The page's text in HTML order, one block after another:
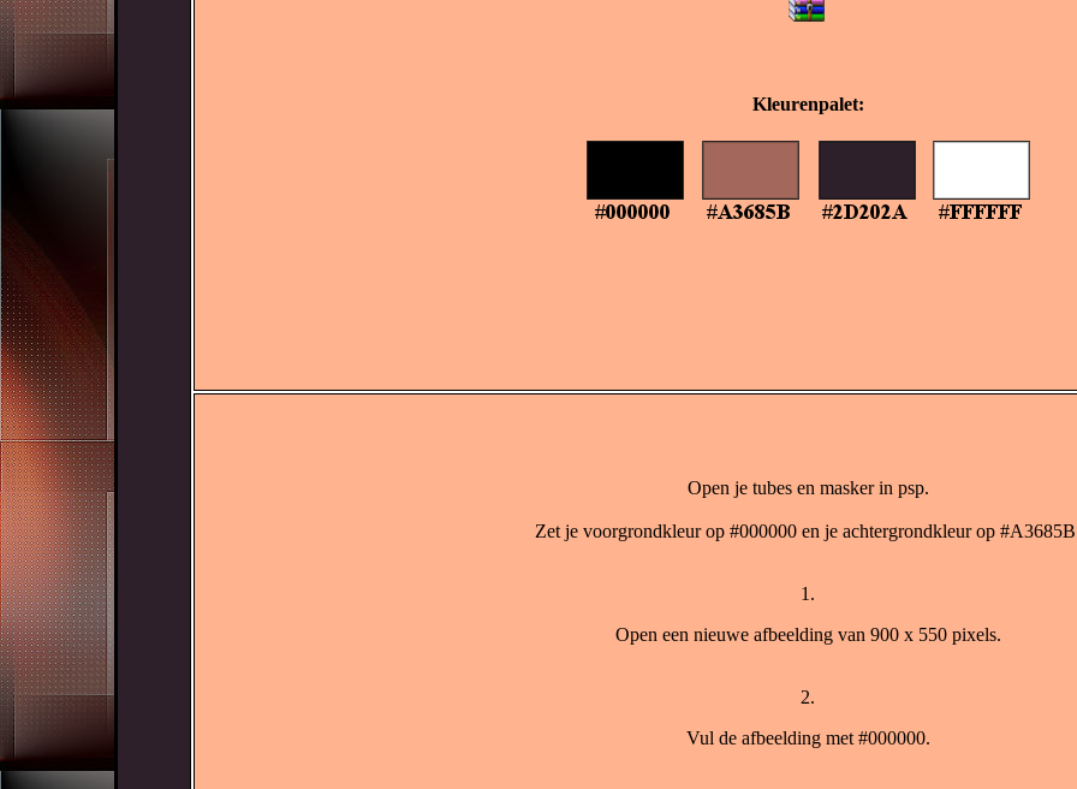
Kleurenpalet:
Open je tubes en masker in psp.
Zet je voorgrondkleur op #000000 en je achtergrondkleur op
1.
Open een nieuwe afbeelding van 900 x 550 pixels.
2.
Vul de afbeelding met #000000.